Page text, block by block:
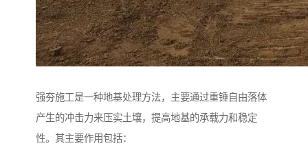
强夯施工是一种地基处理方法，主要通过重锤自由落体
产生的冲击力来压实土壤，提高地基的承载力和稳定
性。其主要作用包括：